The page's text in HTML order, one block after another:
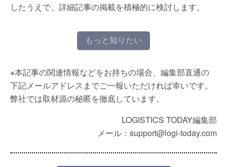
したうえで、詳細記事の掲載を積極的に検討します。
もっと知りたい
※本記事の関連情報などをお持ちの場合、編集部直通の
下記メールアドレスまでご一報いただければ幸いです。
弊社では取材源の秘匿を徹底しています。
LOGISTICS TODAY編集部
メール：support@logi-today.com